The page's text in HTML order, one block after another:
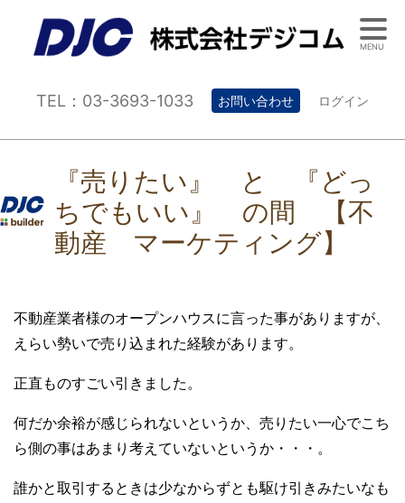
TEL：03-3693-1033 お問い合わせ ログイン
『売りたい』 と 『どっ
ちでもいい』 の間 【不
動産 マーケティング】
不動産業者様のオープンハウスに言った事がありますが、
えらい勢いで売り込まれた経験があります。
正直ものすごい引きました。
何だか余裕が感じられないというか、売りたい一心でこち
ら側の事はあまり考えていないというか・・・。
誰かと取引するときは少なからずとも駆け引きみたいなも
MENU